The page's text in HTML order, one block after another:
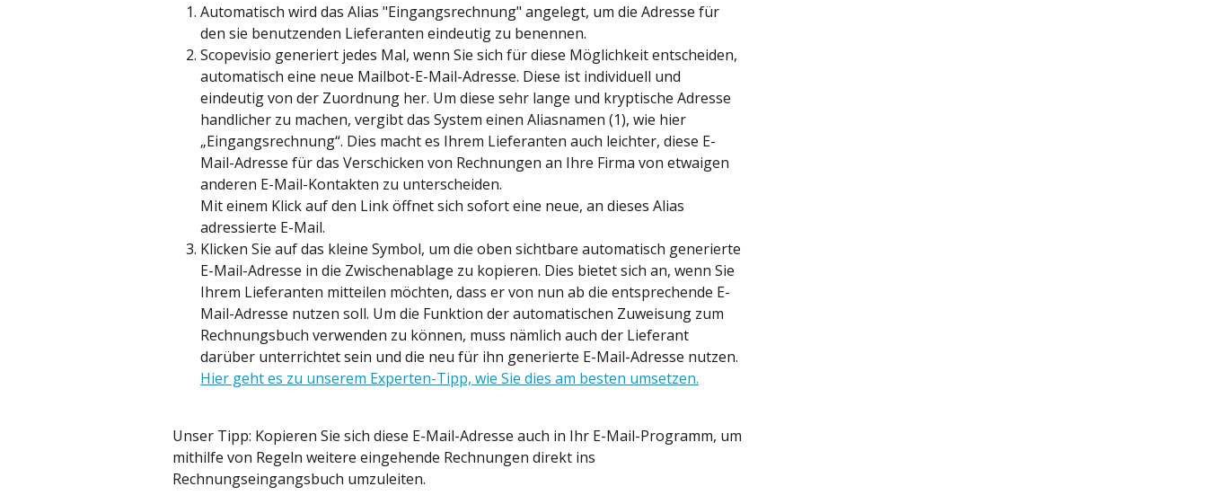
Automatisch wird das Alias "Eingangsrechnung" angelegt, um die Adresse für
den sie benutzenden Lieferanten eindeutig zu benennen.
Scopevisio generiert jedes Mal, wenn Sie sich für diese Möglichkeit entscheiden,
automatisch eine neue Mailbot-E-Mail-Adresse. Diese ist individuell und
eindeutig von der Zuordnung her. Um diese sehr lange und kryptische Adresse
handlicher zu machen, vergibt das System einen Aliasnamen (1), wie hier
„Eingangsrechnung“. Dies macht es Ihrem Lieferanten auch leichter, diese E-
Mail-Adresse für das Verschicken von Rechnungen an Ihre Firma von etwaigen
anderen E-Mail-Kontakten zu unterscheiden.
Mit einem Klick auf den Link öffnet sich sofort eine neue, an dieses Alias
adressierte E-Mail.
Klicken Sie auf das kleine Symbol, um die oben sichtbare automatisch generierte
E-Mail-Adresse in die Zwischenablage zu kopieren. Dies bietet sich an, wenn Sie
Ihrem Lieferanten mitteilen möchten, dass er von nun ab die entsprechende E-
Mail-Adresse nutzen soll. Um die Funktion der automatischen Zuweisung zum
Rechnungsbuch verwenden zu können, muss nämlich auch der Lieferant
darüber unterrichtet sein und die neu für ihn generierte E-Mail-Adresse nutzen.
Hier geht es zu unserem Experten-Tipp, wie Sie dies am besten umsetzen.
Unser Tipp: Kopieren Sie sich diese E-Mail-Adresse auch in Ihr E-Mail-Programm, um
mithilfe von Regeln weitere eingehende Rechnungen direkt ins
Rechnungseingangsbuch umzuleiten.